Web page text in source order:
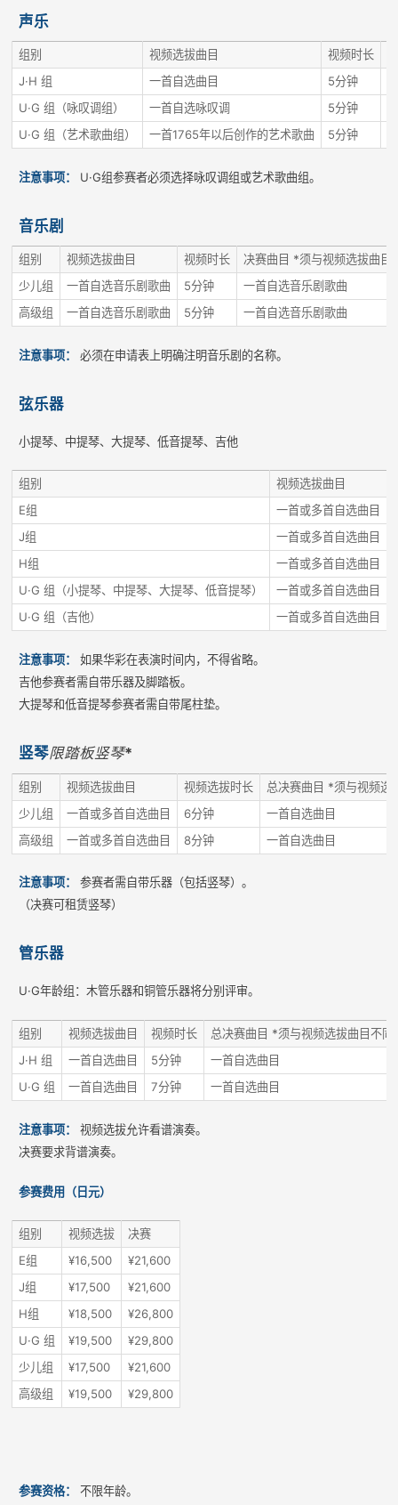
声乐
组别 视频选拔曲目 视频时长
J·H 组
一首自选曲目 5分钟
U·G 组（咏叹调组）
一首自选咏叹调 5分钟
U·G 组（艺术歌曲组）
一首1765年以后创作的艺术歌曲 5分钟
注意事项： U·G组参赛者必须选择咏叹调组或艺术歌曲组。
音乐剧
组别 视频选拔曲目 视频时长
决赛曲目 *须与视频选拔曲目
少儿组
一首自选音乐剧歌曲 5分钟
一首自选音乐剧歌曲
高级组
一首自选音乐剧歌曲 5分钟 一首自选音乐剧歌曲
注意事项： 必须在申请表上明确注明音乐剧的名称。
弦乐器
小提琴、中提琴、大提琴、低音提琴、吉他
组别 视频选拔曲目
E组
一首或多首自选曲目
J组
一首或多首自选曲目
H组
一首或多首自选曲目
U·G 组（小提琴、中提琴、大提琴、低音提琴）
一首或多首自选曲目
U·G 组（吉他）
一首或多首自选曲目
注意事项：
如果华彩在表演时间内，不得省略。
吉他参赛者需自带乐器及脚踏板。
大提琴和低音提琴参赛者需自带尾柱垫。
竖琴限踏板竖琴*
组别 视频选拔曲目 视频选拔时长
总决赛曲目 *须与视频选
少儿组
一首或多首自选曲目 6分钟
一首自选曲目
高级组
一首或多首自选曲目 8分钟 一首自选曲目
注意事项：
参赛者需自带乐器（包括竖琴）。
（决赛可租赁竖琴）
管乐器
U·G年龄组：木管乐器和铜管乐器将分别评审。
组别 视频选拔曲目 视频时长
总决赛曲目 *须与视频选拔曲目不同
J·H 组
一首自选曲目 5分钟
一首自选曲目
U·G 组
一首自选曲目 7分钟 一首自选曲目
注意事项：
视频选拔允许看谱演奏。
决赛要求背谱演奏。
参赛费用（日元）
组别 视频选拔
决赛
E组
¥16,500
¥21,600
J组
¥17,500
¥21,600
H组
¥18,500
¥26,800
U·G 组
¥19,500
¥29,800
少儿组
¥17,500
¥21,600
高级组
¥19,500 ¥29,800
参赛资格：
不限年龄。